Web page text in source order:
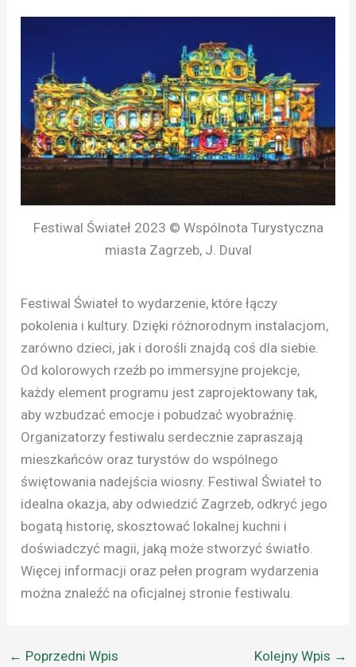
Festiwal Świateł 2023 © Wspólnota Turystyczna
miasta Zagrzeb, J. Duval
Festiwal Świateł to wydarzenie, które łączy
pokolenia i kultury. Dzięki różnorodnym instalacjom,
zarówno dzieci, jak i dorośli znajdą coś dla siebie.
Od kolorowych rzeźb po immersyjne projekcje,
każdy element programu jest zaprojektowany tak,
aby wzbudzać emocje i pobudzać wyobraźnię.
Organizatorzy festiwalu serdecznie zapraszają
mieszkańców oraz turystów do wspólnego
świętowania nadejścia wiosny. Festiwal Świateł to
idealna okazja, aby odwiedzić Zagrzeb, odkryć jego
bogatą historię, skosztować lokalnej kuchni i
doświadczyć magii, jaką może stworzyć światło.
Więcej informacji oraz pełen program wydarzenia
można znaleźć na oficjalnej stronie festiwalu.
← Poprzedni Wpis Kolejny Wpis →